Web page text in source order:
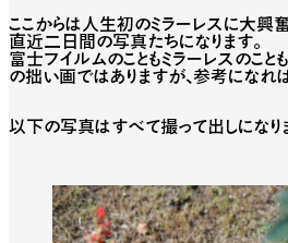
ここからは人生初のミラーレスに大興
直近二日間の写真たちになります。
富士フイルムのこともミラーレスのこ
の拙い画ではありますが、参考になれ
以下の写真はすべて撮って出しになり